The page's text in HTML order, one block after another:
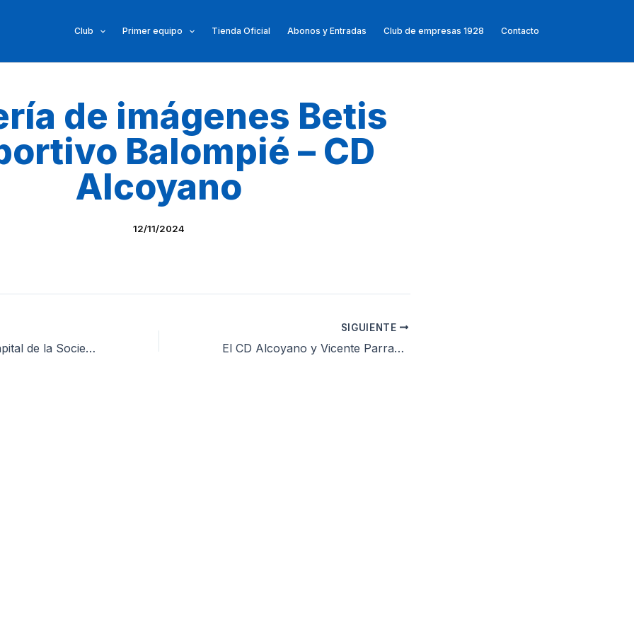
Club Primer equipo Tienda Oficial Abonos y Entradas Club de empresas 1928 Contacto
de imágenes Betis
Balompié – CD
Alcoyano
12/11/2024
Reducción del capital de la Sociedad
SIGUIENTE
El CD Alcoyano y Vicente Parras separan sus caminos